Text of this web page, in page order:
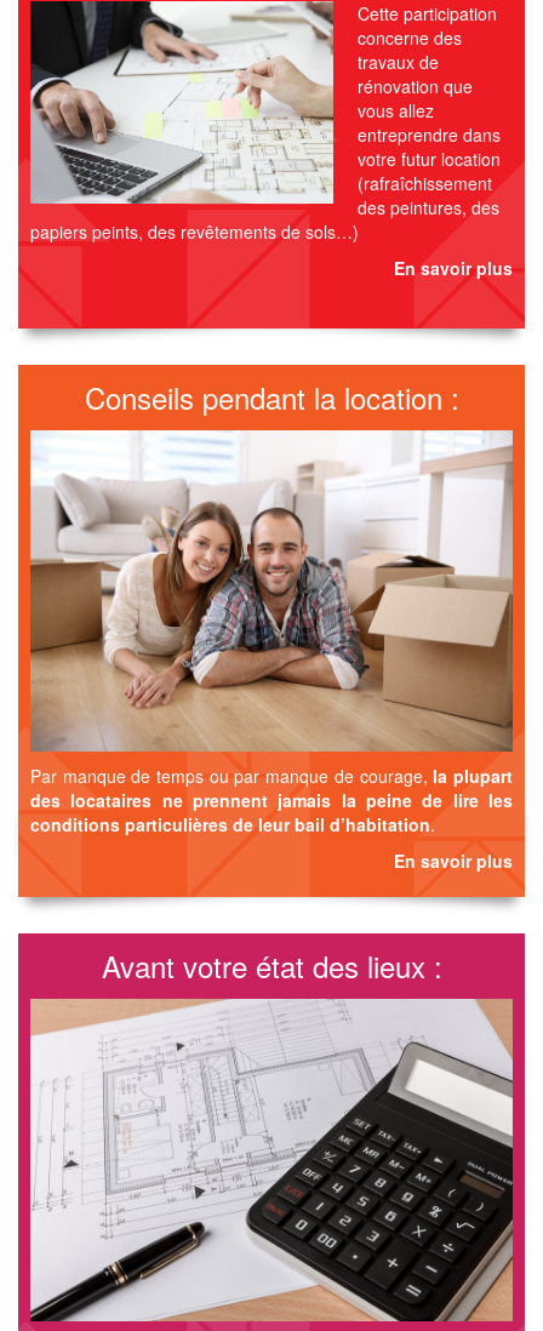
Cette participation
concerne des
travaux de
rénovation que
vous allez
entreprendre dans
votre futur location
(rafraîchissement
des peintures, des
papiers peints, des revêtements de sols…)
En savoir plus
Conseils pendant la location :
Par manque de temps ou par manque de courage, la plupart
des locataires ne prennent jamais la peine de lire les
conditions particulières de leur bail d’habitation.
En savoir plus
Avant votre état des lieux :